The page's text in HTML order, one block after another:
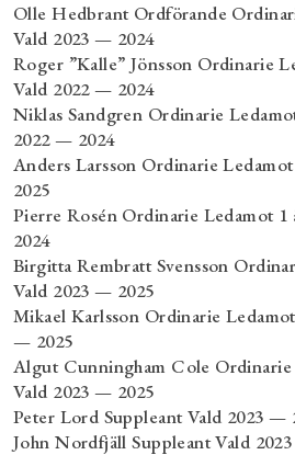
Olle Hedbrant Ordförande
Vald 2023 — 2024
Roger ”Kalle” Jönsson Ordinarie
Vald 2022 — 2024
Niklas Sandgren Ordinarie
2022 — 2024
Anders Larsson Ordinarie
2025
Pierre Rosén Ordinarie Ledamot
2024
Birgitta Rembratt Svensson
Vald 2023 — 2025
Mikael Karlsson Ordinarie
— 2025
Algut Cunningham Cole Ordinarie
Vald 2023 — 2025
Peter Lord Suppleant Vald 2023 —
John Nordfjäll Suppleant Vald